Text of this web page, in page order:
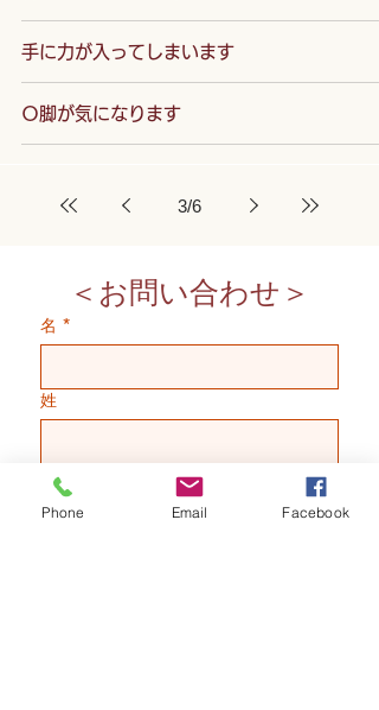
手に力が入ってしまいます
Ｏ脚が気になります
3/6
＜お問い合わせ＞
名 *
姓
メールアドレス
Phone Email Facebook